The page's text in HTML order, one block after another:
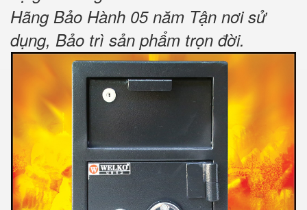
Hãng Bảo Hành 05 năm Tận nơi sử
dụng, Bảo trì sản phẩm trọn đời.